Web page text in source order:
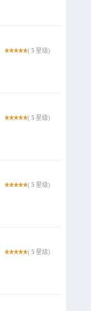
( 5 星级)
( 5 星级)
( 5 星级)
( 5 星级)